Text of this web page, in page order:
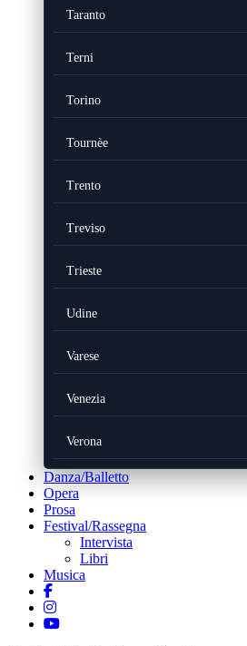
Taranto
Terni
Torino
Tournèe
Trento
Treviso
Trieste
Udine
Varese
Venezia
Verona
Danza/Balletto
Opera
Prosa
Festival/Rassegna
Intervista
Libri
Musica